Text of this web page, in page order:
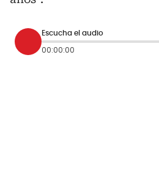
Escucha el audio
00:00:00